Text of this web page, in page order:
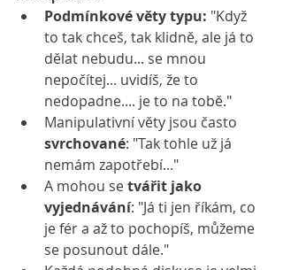
Podmínkové věty typu: "Když
to tak chceš, tak klidně, ale já to
dělat nebudu... se mnou
nepočítej... uvidíš, že to
nedopadne.... je to na tobě."
Manipulativní věty jsou často
svrchované: "Tak tohle už já
nemám zapotřebí..."
A mohou se tvářit jako
vyjednávání: "Já ti jen říkám, co
je fér a až to pochopíš, můžeme
se posunout dále."